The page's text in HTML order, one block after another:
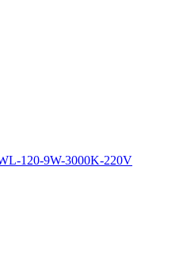
120-9W-3000K-220V